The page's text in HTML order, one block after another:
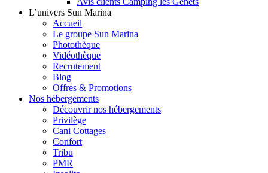
L’univers Sun Marina
Accueil
Le groupe Sun Marina
Photothèque
Vidéothèque
Recrutement
Blog
Offres & Promotions
Nos hébergements
Découvrir nos hébergements
Privilège
Cani Cottages
Confort
Tribu
PMR